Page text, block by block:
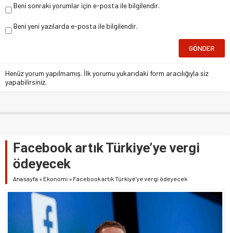
Beni sonraki yorumlar için e-posta ile bilgilendir.
Beni yeni yazılarda e-posta ile bilgilendir.
Henüz yorum yapılmamış. İlk yorumu yukarıdaki form aracılığıyla siz
yapabilirsiniz.
Facebook artık Türkiye’ye vergi
ödeyecek
Anasayfa » Ekonomi » Facebook artık Türkiye’ye vergi ödeyecek